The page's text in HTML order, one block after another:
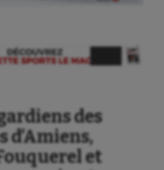
des
d’Amiens,
et